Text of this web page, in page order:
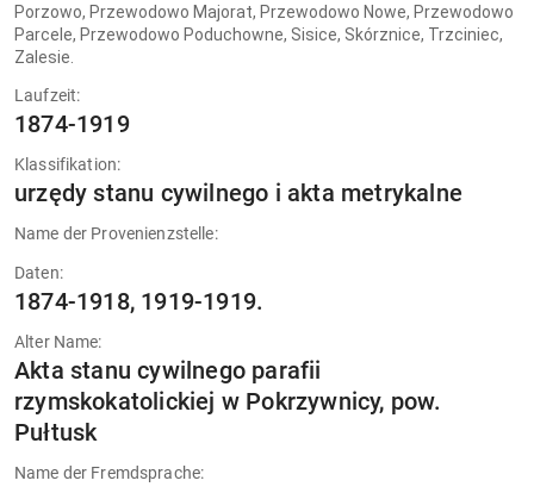
Porzowo, Przewodowo Majorat, Przewodowo Nowe, Przewodowo
Parcele, Przewodowo Poduchowne, Sisice, Skórznice, Trzciniec,
Zalesie.
Laufzeit:
1874-1919
Klassifikation:
urzędy stanu cywilnego i akta metrykalne
Name der Provenienzstelle:
Daten:
1874-1918, 1919-1919.
Alter Name:
Akta stanu cywilnego parafii
rzymskokatolickiej w Pokrzywnicy, pow.
Pułtusk
Name der Fremdsprache: